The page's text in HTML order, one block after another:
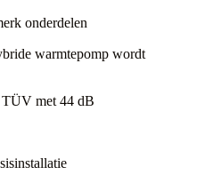
onderdelen
warmtepomp wordt
TÜV met 44 dB